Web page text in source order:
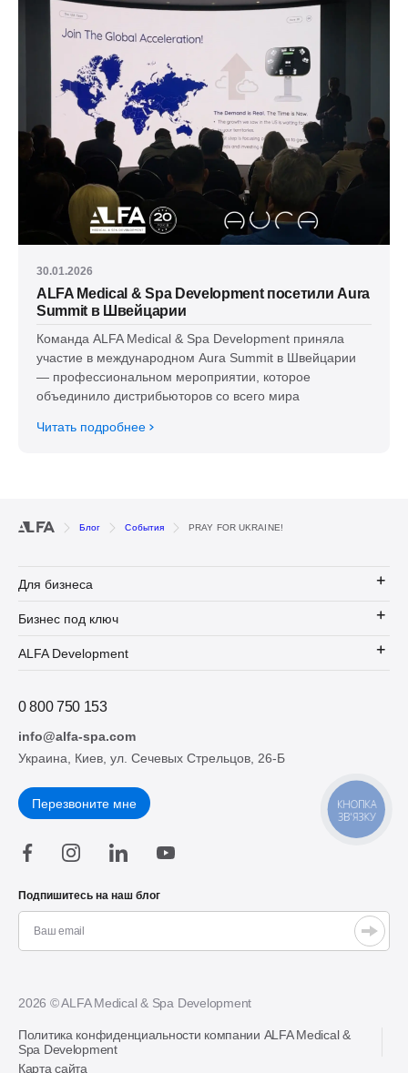
30.01.2026
ALFA Medical & Spa Development посетили Aura
Summit в Швейцарии
Команда ALFA Medical & Spa Development приняла
участие в международном Aura Summit в Швейцарии
— профессиональном мероприятии, которое
объединило дистрибьюторов со всего мира
Читать подробнее
Блог События PRAY FOR UKRAINE!
Для бизнеса
Бизнес под ключ
ALFA Development
0 800 750 153
info@alfa-spa.com
Украина, Киев, ул. Сечевых Стрельцов, 26-Б
Перезвоните мне
Подпишитесь на наш блог
2026 © ALFA Medical & Spa Development
Политика конфиденциальности компании ALFA Medical &
Spa Development
Карта сайта
КНОПКА
ЗВ'ЯЗКУ